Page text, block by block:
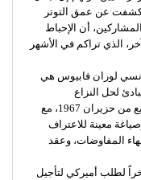
كشفت عن عمق التوتر
أن الإحباط
الذي تراكم في الأشهر
لوران فابيوس هي
لحل النزاع
الإسرائيلي الفلسطيني على أساس حدود الرابع من حزيران 1967، مع
معينة للاعتراف
المفاوضات، وعقد
لطلب أميركي لتأجيل